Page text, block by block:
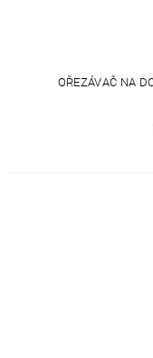
OŘEZÁVAČ NA